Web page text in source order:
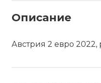
Описание
Австрия 2 евро 2022,